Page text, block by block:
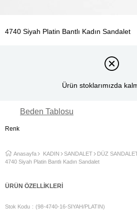
4740 Siyah Platin Bantlı Kadın Sandalet
Ürün stoklarımızda
Beden Tablosu
Renk
Anasayfa KADIN SANDALET
DÜZ
4740 Siyah Platin Bantlı Kadın Sandalet
ÜRÜN ÖZELLIKLERI
Stok Kodu (98-4740-16-SIYAH/PLATIN)